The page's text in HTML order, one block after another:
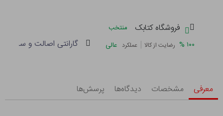
فروشگاه کتابک
منتخب
۱۰۰ % رضایت از کالا | عملکرد عالی گارانتی اصالت و سلامت
معرفی مشخصات دیدگاه‌ها پرسش‌ها